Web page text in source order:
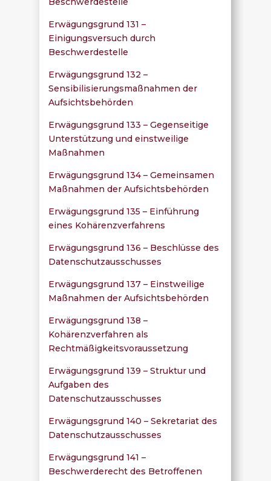
Erwägungsgrund 131 –
Einigungsversuch durch
Beschwerdestelle
Erwägungsgrund 132 –
Sensibilisierungsmaßnahmen der
Aufsichtsbehörden
Erwägungsgrund 133 – Gegenseitige
Unterstützung und einstweilige
Maßnahmen
Erwägungsgrund 134 – Gemeinsamen
Maßnahmen der Aufsichtsbehörden
Erwägungsgrund 135 – Einführung
eines Kohärenzverfahrens
Erwägungsgrund 136 – Beschlüsse des
Datenschutzausschusses
Erwägungsgrund 137 – Einstweilige
Maßnahmen der Aufsichtsbehörden
Erwägungsgrund 138 –
Kohärenzverfahren als
Rechtmäßigkeitsvoraussetzung
Erwägungsgrund 139 – Struktur und
Aufgaben des
Datenschutzausschusses
Erwägungsgrund 140 – Sekretariat des
Datenschutzausschusses
Erwägungsgrund 141 –
Beschwerderecht des Betroffenen